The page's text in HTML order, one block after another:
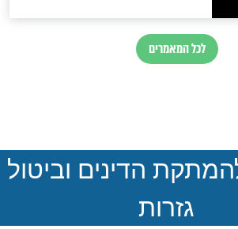
לפרסום: לוחמי מילואים
בדרום לבנון
בלי שקיפות ועם הרבה
שאלה